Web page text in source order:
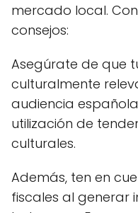
mercado local.
consejos:
Asegúrate de que
culturalmente
audiencia
utilización de
culturales.
Además, ten en
fiscales al generar